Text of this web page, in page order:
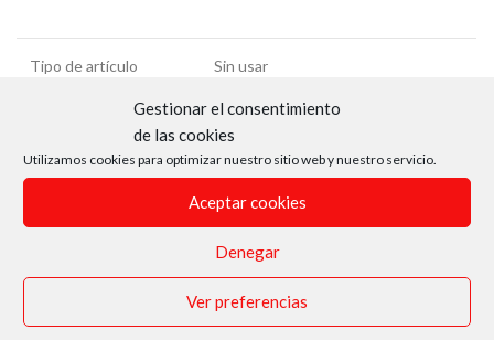
Gestionar el consentimiento
de las cookies
Utilizamos cookies para optimizar nuestro sitio web y nuestro servicio.
Aceptar cookies
Denegar
Ver preferencias
Tipo de artículo Sin usar
Análogos
JBM: 14737
BGS: 7214
hexagonales de 14mm
Usos múltiples